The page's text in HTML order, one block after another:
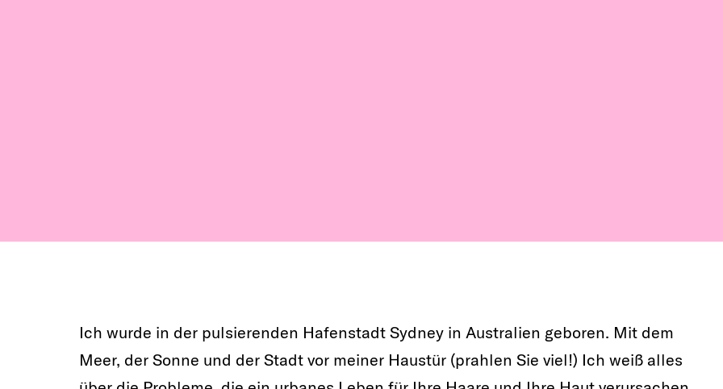
Ich wurde in der pulsierenden Hafenstadt Sydney in Australien geboren. Mit dem
Meer, der Sonne und der Stadt vor meiner Haustür (prahlen Sie viel!) Ich weiß alles